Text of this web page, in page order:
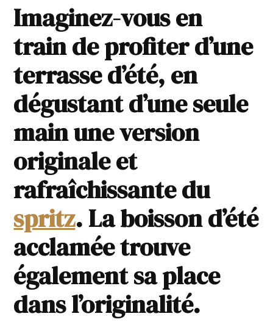
Imaginez-vous en
train de profiter d’une
terrasse d’été, en
dégustant d’une seule
main une version
originale et
rafraîchissante du
spritz. La boisson d’été
acclamée trouve
également sa place
dans l’originalité.